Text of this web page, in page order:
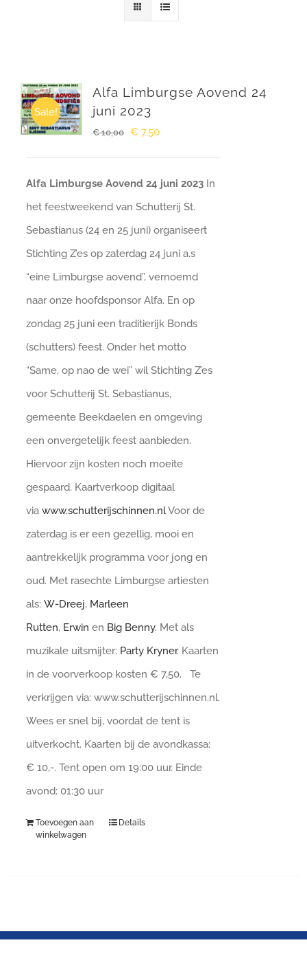
Sale!
Alfa Limburgse Aovend 24
juni 2023
€10,00
Oorspronkelijke
was:
€ 10,00.
€ 7,50Huidige
is:
€ 7,50.
Alfa Limburgse Aovend 24 juni 2023In
het feestweekend van Schutterij St.
Sebastianus (24 en 25 juni) organiseert
Stichting Z’es op zaterdag 24 juni a.s
“eine Limburgse aovend”, vernoemd
naar onze hoofdsponsor Alfa. En op
zondag 25 juni een traditierijk Bonds
(schutters) feest. Onder het motto
“Same, op nao de wei” wil Stichting Z’es
voor Schutterij St. Sebastianus,
gemeente Beekdaelen en omgeving
een onvergetelijk feest aanbieden.
Hiervoor zijn kosten noch moeite
gespaard. Kaartverkoop digitaal
viawww.schutterijschinnen.nlVoor de
zaterdag is er een gezellig, mooi en
aantrekkelijk programma voor jong en
oud. Met rasechte Limburgse artiesten
als: W-Dreej, Marleen
Rutten, Erwin en Big Benny. Met als
muzikale uitsmijter: Party Kryner. Kaarten
in de voorverkoop kosten € 7,50. Te
verkrijgen via: www.schutterijschinnen.nl.
Wees er snel bij, voordat de tent is
uitverkocht. Kaarten bij de avondkassa:
€ 10,-. Tent open om 19:00 uur. Einde
avond: 01:30 uur
Toevoegen aan
winkelwagen
Details